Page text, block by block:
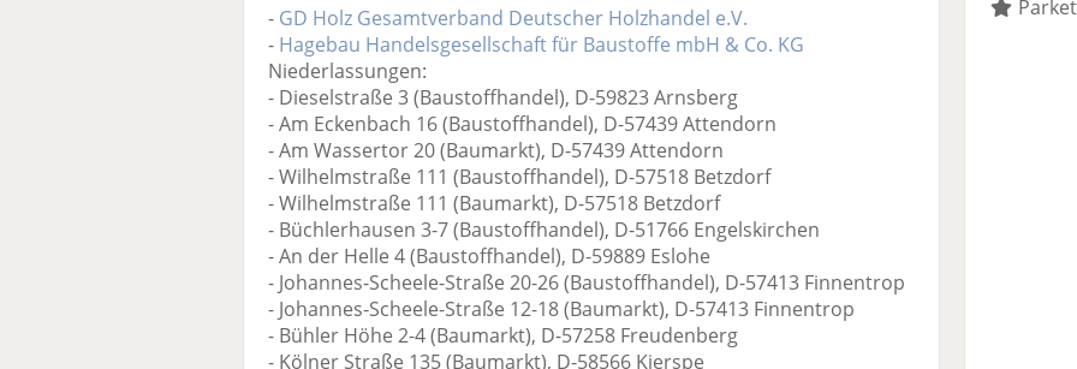
- GD Holz Gesamtverband Deutscher Holzhandel e.V.
- Hagebau Handelsgesellschaft für Baustoffe mbH & Co. KG
Niederlassungen:
- Dieselstraße 3 (Baustoffhandel), D-59823 Arnsberg
- Am Eckenbach 16 (Baustoffhandel), D-57439 Attendorn
- Am Wassertor 20 (Baumarkt), D-57439 Attendorn
- Wilhelmstraße 111 (Baustoffhandel), D-57518 Betzdorf
- Wilhelmstraße 111 (Baumarkt), D-57518 Betzdorf
- Büchlerhausen 3-7 (Baustoffhandel), D-51766 Engelskirchen
- An der Helle 4 (Baustoffhandel), D-59889 Eslohe
- Johannes-Scheele-Straße 20-26 (Baustoffhandel), D-57413 Finnentrop
- Johannes-Scheele-Straße 12-18 (Baumarkt), D-57413 Finnentrop
- Bühler Höhe 2-4 (Baumarkt), D-57258 Freudenberg
- Kölner Straße 135 (Baumarkt), D-58566 Kierspe